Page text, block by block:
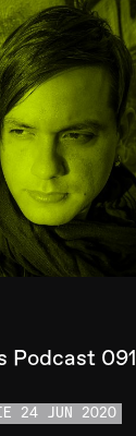
Podcast 091
24 JUN 2020